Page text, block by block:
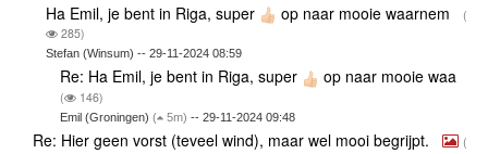
Ha Emil, je bent in Riga, super op naar mooie waarnem
(
285)
Stefan (Winsum) -- 29-11-2024 08:59
Re: Ha Emil, je bent in Riga, super op naar mooie waa
( 146)
Emil (Groningen) ( 5m) -- 29-11-2024 09:48
Re: Hier geen vorst (teveel wind), maar wel mooi begrijpt.
(